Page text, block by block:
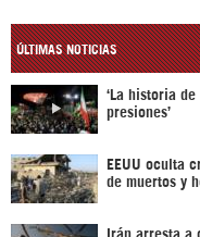
ÚLTIMAS NOTICIAS
‘La historia
presiones’
EEUU oculta
de muertos y
Irán arresta a